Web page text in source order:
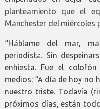
planteamiento que el
Manchester del miércoles
“Háblame del mar,
periodista. Sin
enhiesta. Fue el
medios: “A día de hoy no
nuestro triste. Todavía
próximos días, están